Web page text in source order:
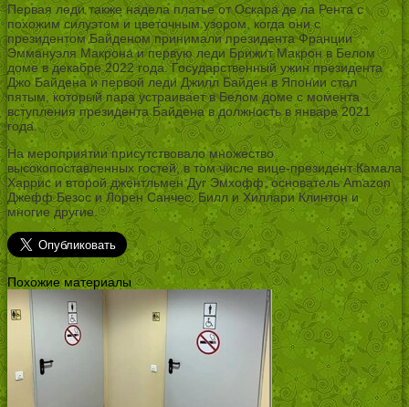
Первая леди также надела платье от Оскара де ла Рента с
похожим силуэтом и цветочным узором, когда они с
президентом Байденом принимали президента Франции
Эммануэля Макрона и первую леди Брижит Макрон в Белом
доме в декабре 2022 года. Государственный ужин президента
Джо Байдена и первой леди Джилл Байден в Японии стал
пятым, который пара устраивает в Белом доме с момента
вступления президента Байдена в должность в январе 2021
года.
На мероприятии присутствовало множество
высокопоставленных гостей, в том числе вице-президент Камала
Харрис и второй джентльмен Дуг Эмхофф, основатель Amazon
Джефф Безос и Лорен Санчес, Билл и Хиллари Клинтон и
многие другие.
Похожие материалы